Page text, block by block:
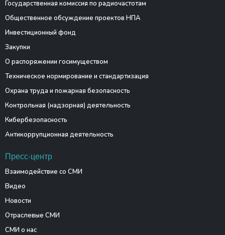
Государственная комиссия по радиочастотам
Общественное обсуждение проектов НПА
Инвестиционный фонд
Закупки
О распоряжении госимуществом
Техническое нормирование и стандартизация
Охрана труда и пожарная безопасность
Контрольная (надзорная) деятельность
Кибербезопасность
Антикоррупционная деятельность
Пресс-центр
Взаимодействие со СМИ
Видео
Новости
Отраслевые СМИ
СМИ о нас